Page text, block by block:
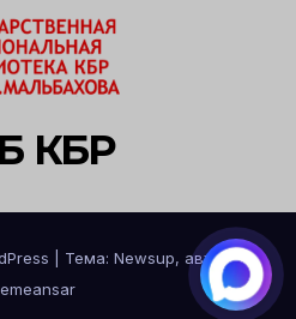
КБР
Тема: Newsup, автор